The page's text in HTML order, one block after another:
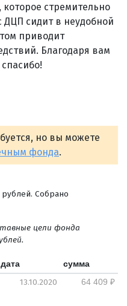
стремительно
ДЦП сидит в неудобной
приводит
Благодаря вам
но вы можете
фонда.
Собрано
цели фонда
дата
сумма
13.10.2020 64 409 ₽